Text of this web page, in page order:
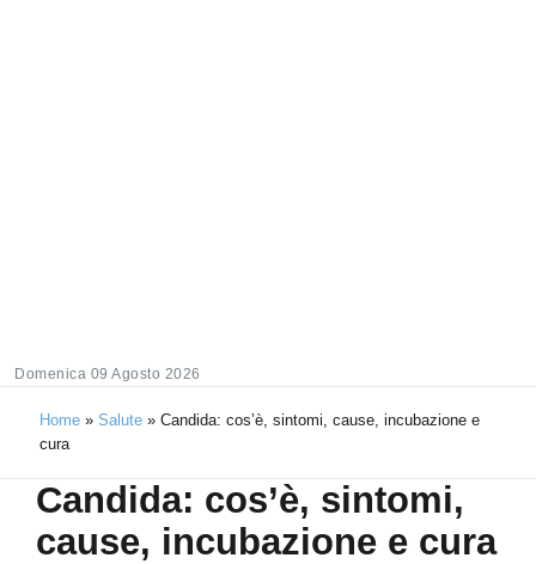
Domenica 09 Agosto 2026
Home » Salute » Candida: cos’è, sintomi, cause, incubazione e
cura
Candida: cos’è, sintomi,
cause, incubazione e cura